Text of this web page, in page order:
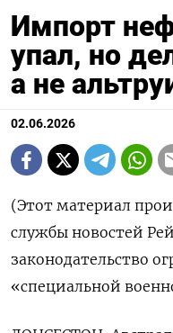
Импорт
упал, но
а не
02.06.2026
(Этот материал
службы новостей
законодательство
«специальной